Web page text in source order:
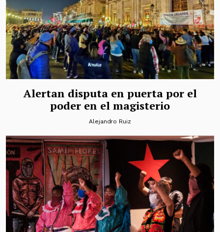
Alertan disputa en puerta por el
poder en el magisterio
Alejandro Ruiz